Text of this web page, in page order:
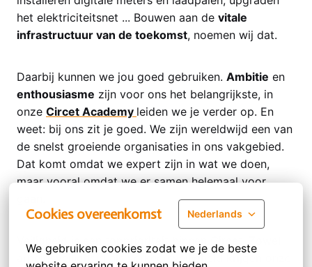
Cookies overeenkomst Nederlands
We gebruiken cookies zodat we je de beste
het elektriciteitsnet ... Bouwen aan de vitale
infrastructuur van de toekomst, noemen wij dat.
Daarbij kunnen we jou goed gebruiken. Ambitie en
enthousiasme zijn voor ons het belangrijkste, in
onze Circet Academy leiden we je verder op. En
weet: bij ons zit je goed. We zijn wereldwijd een van
de snelst groeiende organisaties in ons vakgebied.
Dat komt omdat we expert zijn in wat we doen,
maar vooral omdat we er samen helemaal voor
Veiligheid is een topprioriteit binnen Circet. Zowel
arbeidsveiligheid als verkeersveiligheid krijgen onze